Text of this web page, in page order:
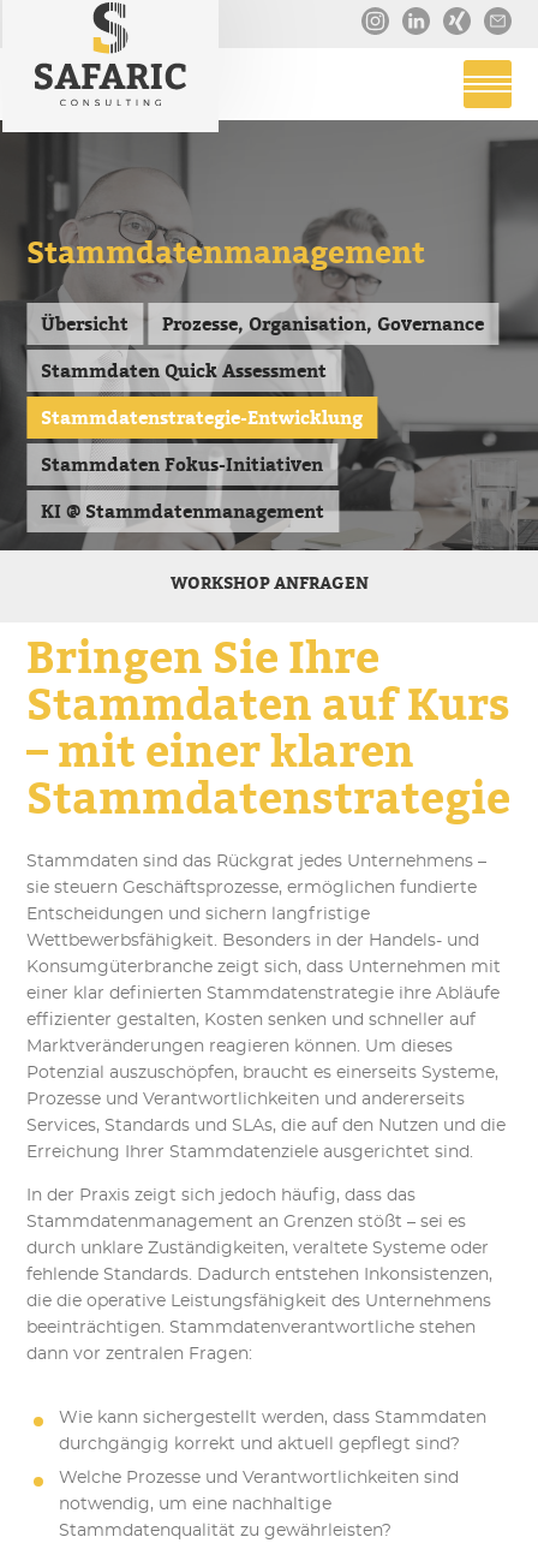
Stammdatenmanagement
Übersicht
Prozesse, Organisation, Governance
Stammdaten Quick Assessment
Stammdatenstrategie-Entwicklung
Stammdaten Fokus-Initiativen
KI @ Stammdatenmanagement
WORKSHOP ANFRAGEN
Bringen Sie Ihre
Stammdaten auf Kurs
– mit einer klaren
Stammdatenstrategie
Stammdaten sind das Rückgrat jedes Unternehmens –
sie steuern Geschäftsprozesse, ermöglichen fundierte
Entscheidungen und sichern langfristige
Wettbewerbsfähigkeit. Besonders in der Handels- und
Konsumgüterbranche zeigt sich, dass Unternehmen mit
einer klar definierten Stammdatenstrategie ihre Abläufe
effizienter gestalten, Kosten senken und schneller auf
Marktveränderungen reagieren können. Um dieses
Potenzial auszuschöpfen, braucht es einerseits Systeme,
Prozesse und Verantwortlichkeiten und andererseits
Services, Standards und SLAs, die auf den Nutzen und die
Erreichung Ihrer Stammdatenziele ausgerichtet sind.
In der Praxis zeigt sich jedoch häufig, dass das
Stammdatenmanagement an Grenzen stößt – sei es
durch unklare Zuständigkeiten, veraltete Systeme oder
fehlende Standards. Dadurch entstehen Inkonsistenzen,
die die operative Leistungsfähigkeit des Unternehmens
beeinträchtigen. Stammdatenverantwortliche stehen
dann vor zentralen Fragen:
Wie kann sichergestellt werden, dass Stammdaten
durchgängig korrekt und aktuell gepflegt sind?
Welche Prozesse und Verantwortlichkeiten sind
notwendig, um eine nachhaltige
Stammdatenqualität zu gewährleisten?